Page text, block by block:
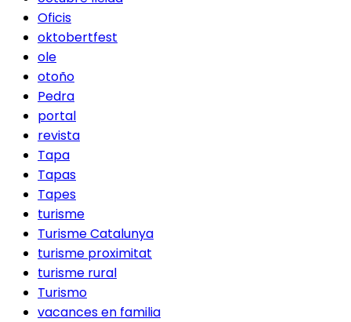
Oficis
oktobertfest
ole
otoño
Pedra
portal
revista
Tapa
Tapas
Tapes
turisme
Turisme Catalunya
turisme proximitat
turisme rural
Turismo
vacances en familia